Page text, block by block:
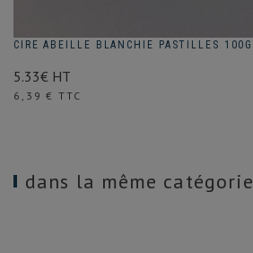
CIRE ABEILLE BLANCHIE PASTILLES 100G
5.33€ HT
Prix
6,39 € TTC
dans la même catégorie